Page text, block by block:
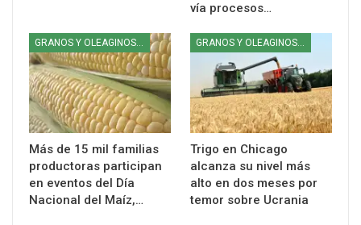
vía procesos…
GRANOS Y OLEAGINOSAS
Más de 15 mil familias
productoras participan
en eventos del Día
Nacional del Maíz,…
GRANOS Y OLEAGINOSAS
Trigo en Chicago
alcanza su nivel más
alto en dos meses por
temor sobre Ucrania